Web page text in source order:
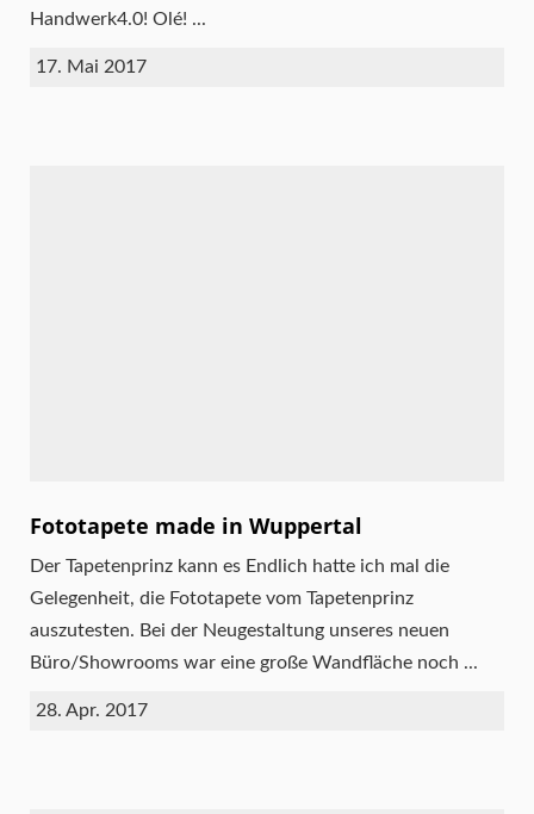
Handwerk4.0! Olé! ...
17. Mai 2017
Fototapete made in Wuppertal
Der Tapetenprinz kann es Endlich hatte ich mal die
Gelegenheit, die Fototapete vom Tapetenprinz
auszutesten. Bei der Neugestaltung unseres neuen
Büro/Showrooms war eine große Wandfläche noch ...
28. Apr. 2017